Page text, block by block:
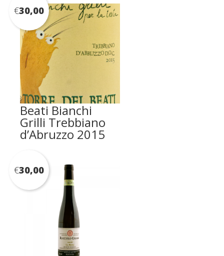
Beati Bianchi
Grilli Trebbiano
d’Abruzzo 2015
€30,00
€30,00